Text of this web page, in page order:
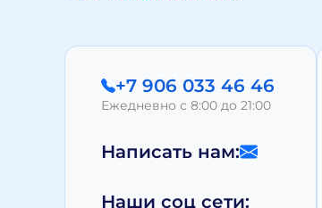
+7 906 033 46 46
Ежедневно с 8:00 до 21:00
Написать нам:
Наши соц сети: